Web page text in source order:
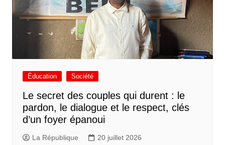
Éducation Société
Le secret des couples qui durent : le
pardon, le dialogue et le respect, clés
d’un foyer épanoui
La République 20 juillet 2026